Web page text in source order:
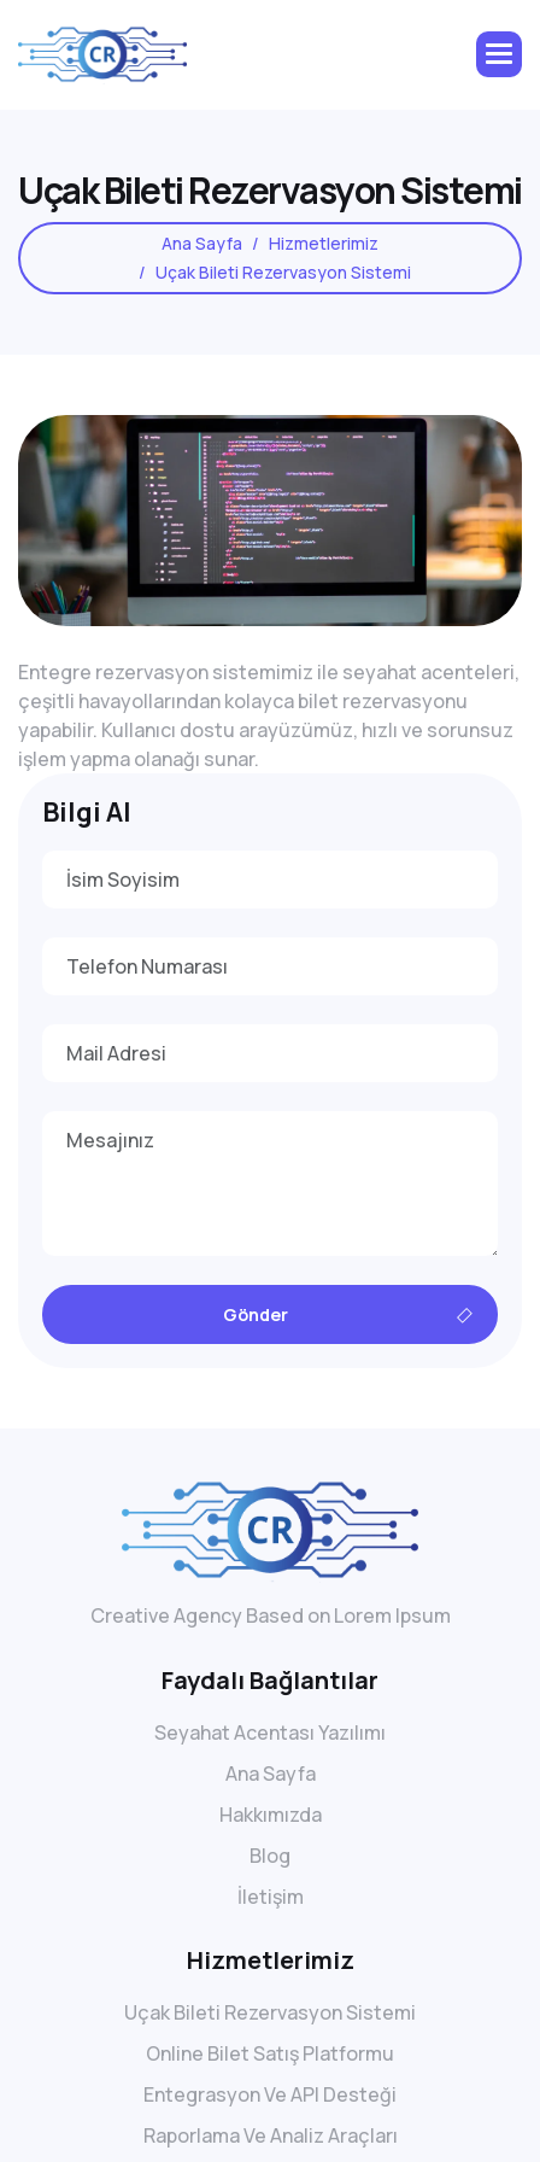
UçakBiletiRezervasyonSistemi
Ana Sayfa
Hizmetlerimiz
Uçak Bileti Rezervasyon Sistemi
Entegre rezervasyon sistemimiz ile seyahat acenteleri,
çeşitli havayollarından kolayca bilet rezervasyonu
yapabilir. Kullanıcı dostu arayüzümüz, hızlı ve sorunsuz
işlem yapma olanağı sunar.
Bilgi Al
Gönder
Creative Agency Based on Lorem Ipsum
Faydalı Bağlantılar
Seyahat Acentası Yazılımı
Ana Sayfa
Hakkımızda
Blog
İletişim
Hizmetlerimiz
Uçak Bileti Rezervasyon Sistemi
Online Bilet Satış Platformu
Entegrasyon Ve API Desteği
Raporlama Ve Analiz Araçları